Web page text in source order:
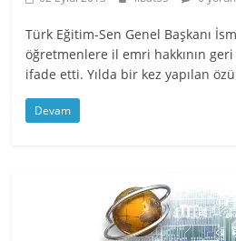
Türk Eğitim-Sen Genel Başkanı
öğretmenlere il emri hakkının
ifade etti. Yılda bir kez yapılan
Devam